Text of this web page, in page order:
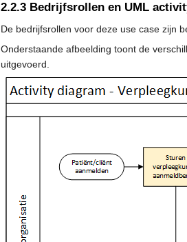
2.2.3 Bedrijfsrollen en UML
De bedrijfsrollen voor deze use case zijn
Onderstaande afbeelding toont de
uitgevoerd.